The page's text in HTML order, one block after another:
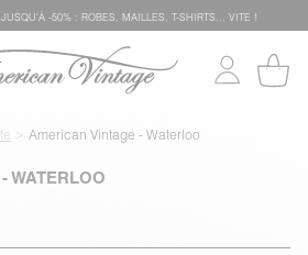
-50% : ROBES, MAILLES, T-SHIRTS... VITE !
American Vintage - Waterloo
WATERLOO